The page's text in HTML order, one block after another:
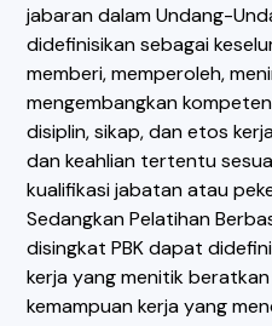
jabaran dalam Undang-
didefinisikan sebagai
memberi, memperoleh,
mengembangkan
disiplin, sikap, dan etos
dan keahlian tertentu
kualifikasi jabatan atau
Sedangkan Pelatihan
disingkat PBK dapat
kerja yang menitik
kemampuan kerja yang